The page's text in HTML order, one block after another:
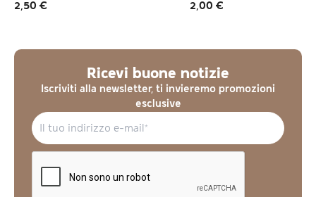
2,50 €
2,00 €
Ricevi buone notizie
Iscriviti alla newsletter, ti invieremo promozioni
esclusive